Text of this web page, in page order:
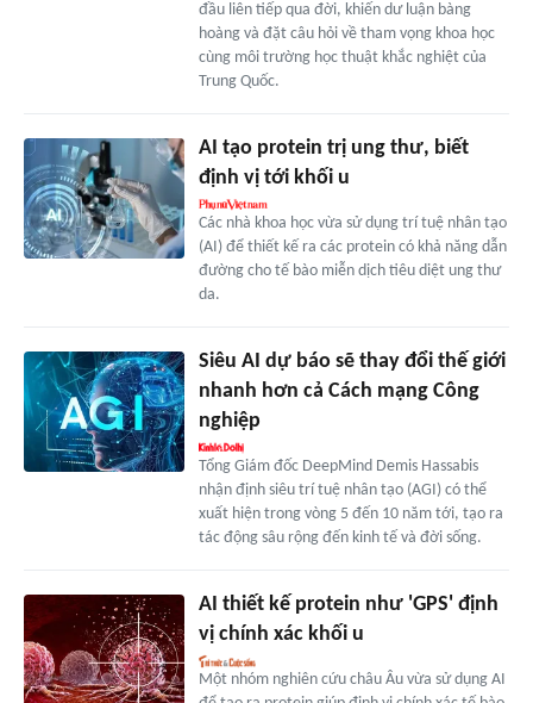
đầu liên tiếp qua đời, khiến dư luận bàng
hoàng và đặt câu hỏi về tham vọng khoa học
cùng môi trường học thuật khắc nghiệt của
Trung Quốc.
AI tạo protein trị ung thư, biết
định vị tới khối u
Các nhà khoa học vừa sử dụng trí tuệ nhân tạo
(AI) để thiết kế ra các protein có khả năng dẫn
đường cho tế bào miễn dịch tiêu diệt ung thư
da.
Siêu AI dự báo sẽ thay đổi thế giới
nhanh hơn cả Cách mạng Công
nghiệp
Tổng Giám đốc DeepMind Demis Hassabis
nhận định siêu trí tuệ nhân tạo (AGI) có thể
xuất hiện trong vòng 5 đến 10 năm tới, tạo ra
tác động sâu rộng đến kinh tế và đời sống.
AI thiết kế protein như 'GPS' định
vị chính xác khối u
Một nhóm nghiên cứu châu Âu vừa sử dụng AI